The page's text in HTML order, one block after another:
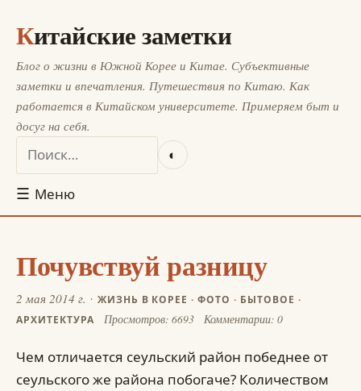
Китайские заметки
Блог о жизни в Южной Корее и Китае. Субъективные
заметки и впечатления. Путешествия по Китаю. Как
работается в Китайском университете. Примеряем быт и
досуг на себя.
◐
☰ Меню
Почувствуй разницу
2 мая 2014 г. ЖИЗНЬ В КОРЕЕ ·ФОТО · БЫТОВОЕ ·
АРХИТЕКТУРА
Просмотров: 6693 Комментарии: 0
Чем отличается сеульский район победнее от
сеульского же района побогаче? Количеством